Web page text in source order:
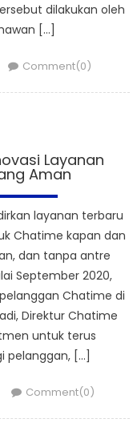
dilakukan oleh
[…]
Comment(0)
Layanan
Aman
layanan terbaru
Chatime kapan dan
dan tanpa antre
September 2020,
Chatime di
Direktur Chatime
untuk terus
pelanggan, […]
Comment(0)